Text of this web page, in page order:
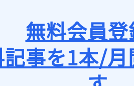
無料会員
事を1本/